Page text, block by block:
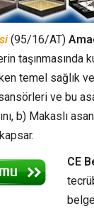
(95/16/AT)
taşınmasında
temel sağlık
ve bu
b) Makaslı
CE